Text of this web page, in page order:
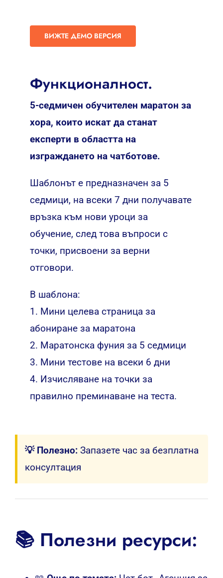
ВИЖТЕ ДЕМО ВЕРСИЯ
Функционалност.
5-седмичен обучителен маратон за
хора, които искат да станат
експерти в областта на
изграждането на чатботове.
Шаблонът е предназначен за 5
седмици, на всеки 7 дни получавате
връзка към нови уроци за
обучение, след това въпроси с
точки, присвоени за верни
отговори.
В шаблона:
1. Мини целева страница за
абониране за маратона
2. Маратонска фуния за 5 седмици
3. Мини тестове на всеки 6 дни
4. Изчисляване на точки за
правилно преминаване на теста.
💡 Полезно: Запазете час за безплатна
консултация
📚 Полезни ресурси: